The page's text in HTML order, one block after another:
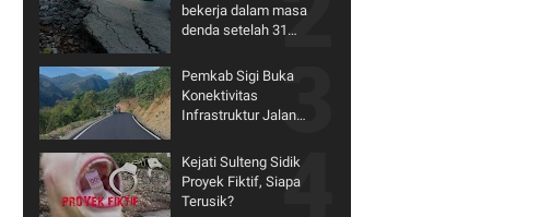
bekerja dalam masa
denda setelah 31
Pemkab Sigi Buka
Konektivitas
Infrastruktur Jalan
Pariwisata Matantimali
Kejati Sulteng Sidik
Proyek Fiktif, Siapa
Terusik?